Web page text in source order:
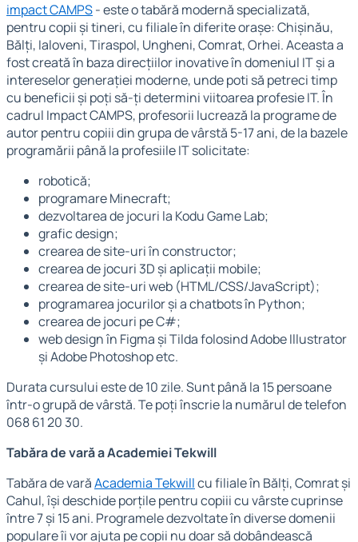
impact CAMPS- este o tabără modernă specializată,
pentru copii și tineri, cu filiale în diferite orașe: Chișinău,
Bălți, Ialoveni, Tiraspol, Ungheni, Comrat, Orhei. Aceasta a
fost creată în baza direcțiilor inovative în domeniul IT și a
intereselor generației moderne, unde poti să petreci timp
cu beneficii și poți să-ți determini viitoarea profesie IT. În
cadrul Impact CAMPS, profesorii lucrează la programe de
autor pentru copiii din grupa de vârstă 5-17 ani, de la bazele
programării până la profesiile IT solicitate:
robotică;
programare Minecraft;
dezvoltarea de jocuri la Kodu Game Lab;
grafic design;
crearea de site-uri în constructor;
crearea de jocuri 3D și aplicații mobile;
crearea de site-uri web (HTML/CSS/JavaScript);
programarea jocurilor și a chatbots în Python;
crearea de jocuri pe C#;
web design în Figma și Tilda folosind Adobe Illustrator
și Adobe Photoshop etc.
Durata cursului este de 10 zile. Sunt până la 15 persoane
într-o grupă de vârstă. Te poți înscrie la numărul de telefon
068 61 20 30.
Tabăra de vară a Academiei Tekwill
Tabăra de varăAcademia Tekwillcu filiale în Bălți, Comrat și
Cahul, își deschide porțile pentru copiii cu vârste cuprinse
între 7 și 15 ani. Programele dezvoltate în diverse domenii
populare îi vor ajuta pe copii nu doar să dobândească